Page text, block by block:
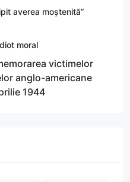
averea moștenită”
moral
victimelor
anglo-americane
1944